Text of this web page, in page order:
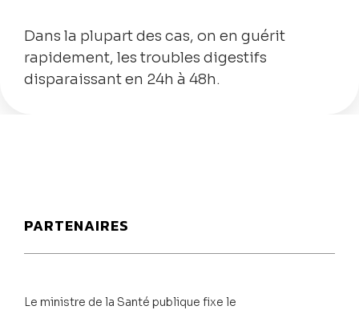
Dans la plupart des cas, on en guérit
rapidement, les troubles digestifs
disparaissant en 24h à 48h.
PARTENAIRES
Le ministre de la Santé publique fixe le